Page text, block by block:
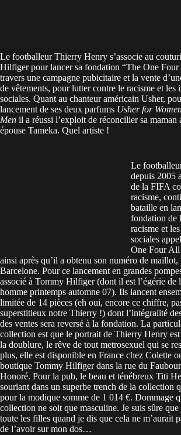
Le footballeur Thierry Henry s’associe au
Hilfiger pour lancer sa fondation “The One Four
travers une campagne pubicitaire et la vente
de vêtements, pour lutter contre le racisme et les
sociales. Quant au chanteur américain Usher,
lancement de ses deux parfums Usher for
Men il a réussi l’exploit de réconcilier sa maman
épouse Tameka. Quel artiste !
Le
depuis 2005
de la FIFA
racisme,
bataille en
fondation de
racisme et
sociales
One Four
ainsi après qu’il a obtenu son numéro de
Barcelone. Pour ce lancement en grandes
associé à Tommy Hilfiger (dont il est l’égérie de
homme printemps automne 07). Ils lancent
limitée de 14 pièces (eh oui, encore ce chiffre,
superstitieux notre Thierry !) dont l’intégralité
des ventes sera reversé à la fondation. La
collection est que le portrait de Thierry Henry
la doublure, le rêve de tout metrosexuel qui se
plus, elle est disponible en France chez Colette
boutique Tommy Hilfiger dans la rue du
Honoré. Pour la pub, le beau et ténébreux Titi
souriant dans un superbe trench de la collection
pour la modique somme de 1 014 €. Dommage
collection ne soit que masculine. Je suis sûre
toute les filles quand je dis que cela ne m’aurait
de l’avoir sur mon dos…